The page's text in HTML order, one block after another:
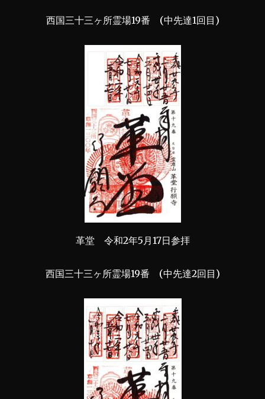
西国三十三ヶ所霊場19番 (中先達1回目)
革堂 令和2年5月17日参拝
西国三十三ヶ所霊場19番 (中先達2回目)